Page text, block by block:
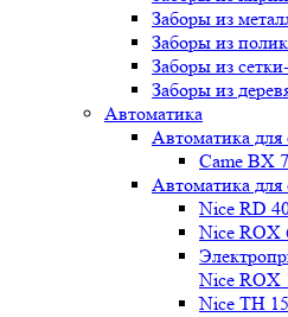
Заборы из
Заборы из
Заборы из
Заборы из
Автоматика
Автоматика для
Came BX
Автоматика для
Nice RD
Nice ROX
Nice ROX
Nice TH